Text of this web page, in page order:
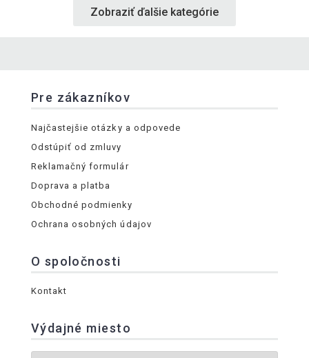
Zobraziť ďalšie kategórie
Pre zákazníkov
Najčastejšie otázky a odpovede
Odstúpiť od zmluvy
Reklamačný formulár
Doprava a platba
Obchodné podmienky
Ochrana osobných údajov
O spoločnosti
Kontakt
Výdajné miesto